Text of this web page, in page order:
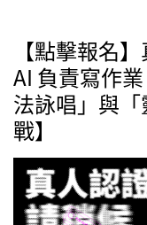
【點擊報名
AI 負責寫作
法詠唱」與
戰】